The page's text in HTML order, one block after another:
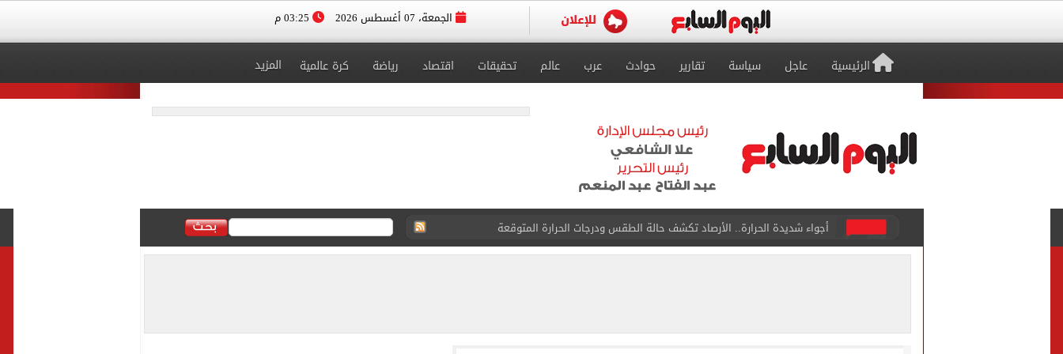
الجمعة، 07 أغسطس 2026
الرئيسية عاجل سياسة تقارير حوادث عرب عالم تحقيقات اقتصاد رياضة كرة عالمية المزيد
رابطة الأندية تكشف جدول مواعيد مباريات الدوري.. تعديل التوقيتات فى رمضان
الأهلي يخوض أول مران فى معسكر إسبانيا استعداداً للموسم الجديد.. صور
بوتين يخطط لهجوم بري على دول الناتو.. ماذا سيفعل؟